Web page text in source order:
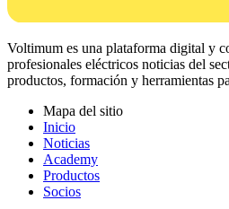
Voltimum es una plataforma digital y
profesionales eléctricos noticias del
productos, formación y herramientas
Mapa del sitio
Inicio
Noticias
Academy
Productos
Socios